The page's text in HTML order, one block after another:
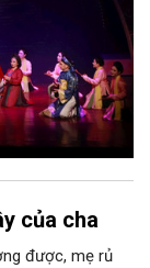
của cha
được, mẹ rủ